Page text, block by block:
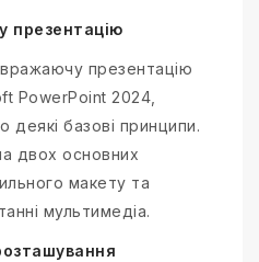
презентацію
презентацію
PowerPoint 2024,
базові принципи.
двох основних
макету та
мультимедіа.